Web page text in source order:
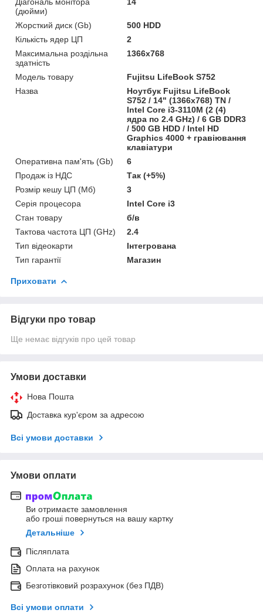
(дюйми)
Жорсткий диск (Gb)
500 HDD
Кількість ядер ЦП
2
Максимальна роздільна
здатність
1366x768
Модель товару
Fujitsu LifeBook S752
Назва
Ноутбук Fujitsu LifeBook
S752 / 14" (1366x768) TN /
Intel Core i3-3110M (2 (4)
ядра по 2.4 GHz) / 6 GB DDR3
/ 500 GB HDD / Intel HD
Graphics 4000 + гравіювання
клавіатури
Оперативна пам'ять (Gb)
6
Продаж із НДС
Так (+5%)
Розмір кешу ЦП (Мб)
3
Серія процесора
Intel Core i3
Стан товару
б/в
Тактова частота ЦП (GHz)
2.4
Тип відеокарти
Інтегрована
Тип гарантії
Магазин
Приховати
Відгуки про товар
Ще немає відгуків про цей товар
Умови доставки
Нова Пошта
Доставка кур'єром за адресою
Всі умови доставки
Умови оплати
Ви отримаєте замовлення
або гроші повернуться на вашу картку
Детальніше
Післяплата
Оплата на рахунок
Безготівковий розрахунок (без ПДВ)
Всі умови оплати